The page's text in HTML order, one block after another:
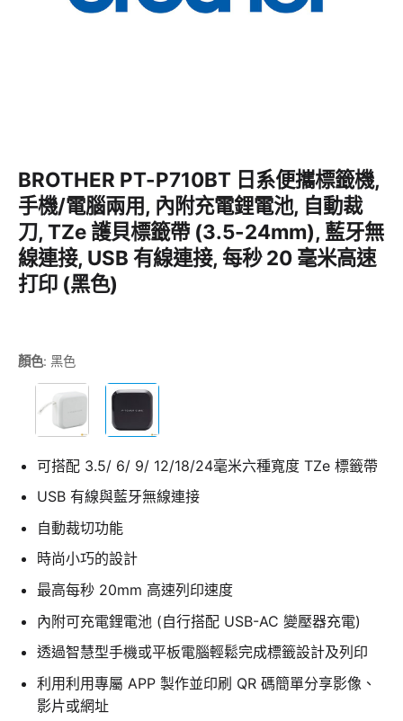
BROTHER PT-P710BT 日系便攜標籤機,
手機/電腦兩用, 內附充電鋰電池, 自動裁
刀, TZe 護貝標籤帶 (3.5-24mm), 藍牙無
線連接, USB 有線連接, 每秒 20 毫米高速
打印 (黑色)
顏色: 黑色
可搭配 3.5/ 6/ 9/ 12/18/24毫米六種寬度 TZe 標籤帶
USB 有線與藍牙無線連接
自動裁切功能
時尚小巧的設計
最高每秒 20mm 高速列印速度
內附可充電鋰電池 (自行搭配 USB-AC 變壓器充電)
透過智慧型手機或平板電腦輕鬆完成標籤設計及列印
利用利用專屬 APP 製作並印刷 QR 碼簡單分享影像、
影片或網址